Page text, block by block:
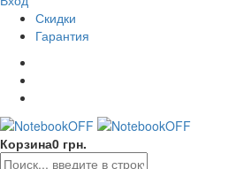
Скидки
Гарантия
Корзина0 грн.